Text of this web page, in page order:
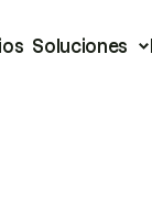
Soluciones